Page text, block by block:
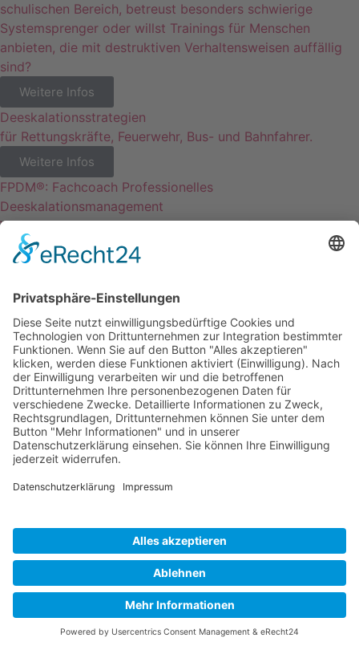
schulischen Bereich, betreust besonders schwierige
Systemsprenger oder willst Trainings für Menschen
anbieten, die mit destruktiven Verhaltensweisen auffällig
sind?
Weitere Infos
Deeskalationsstrategien
für Rettungskräfte, Feuerwehr, Bus- und Bahnfahrer.
Weitere Infos
FPDM®: Fachcoach Professionelles
Deeskalationsmanagement
Wir trainieren gemeinsam, um ihr Arbeitsfeld sicherer und
wieder erfreulich zu gestalten.
Hej. Schön, dass Du da
bist.
Institut für systemisches
Deeskalationsmanagement •
SyDeMa®
Zentrum für konfrontative
Pädagogik
Du arbeitest in der Jugendhilfe, Förder(schule), Justiz,
Psychiatrie, o.ä mit Kindern, Jugendlichen oder
Erwachsenen, vielleicht aus unterschiedlichen Kulturen?
Dein Arbeitsfeld ist eine Behörde, das Jobcenter oder ein
Landratsamt und ist geprägt von Menschen in besonderen
Lebenslagen, die mit ihrem individuellen Konfliktverhalten
intensiv Grenzen einfordern und dir den Alltag oftmals